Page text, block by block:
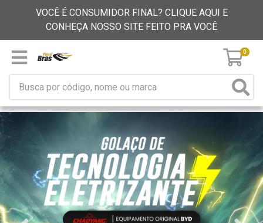
VOCÊ É CONSUMIDOR FINAL? CLIQUE AQUI E
CONHEÇA NOSSO SITE FEITO PRA VOCÊ
0